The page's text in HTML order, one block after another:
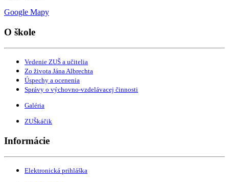
Google Mapy
O škole
Vedenie ZUŠ a učitelia
Zo života Jána Albrechta
Úspechy a ocenenia
Správy o výchovno-vzdelávacej činnosti
Galéria
ZUŠkáčik
Informácie
Elektronická prihláška